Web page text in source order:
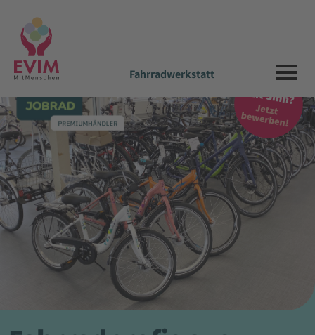
Fahrradwerkstatt